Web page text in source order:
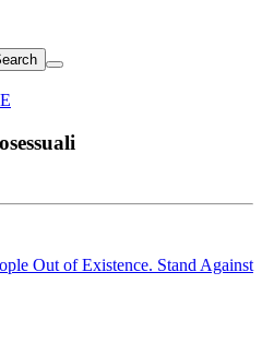
Out of Existence. Stand Against